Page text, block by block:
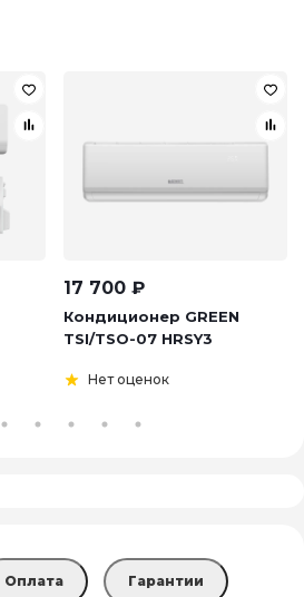
17 700 ₽
Кондиционер GREEN
TSI/TSO-07 HRSY3
Нет оценок
Оплата Гарантии